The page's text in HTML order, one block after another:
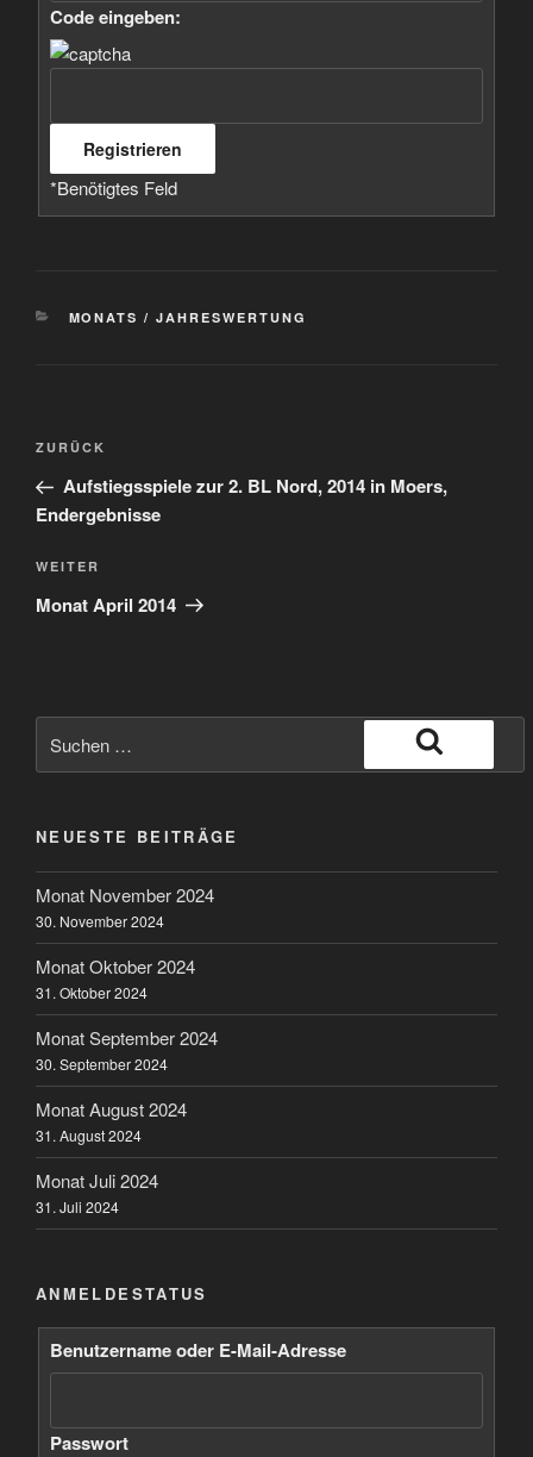
Code eingeben:
*Benötigtes Feld
KATEGORIEN
MONATS / JAHRESWERTUNG
Beitragsnavigation
Vorheriger
Beitrag
ZURÜCK
Aufstiegsspiele zur 2. BL Nord, 2014 in Moers,
Endergebnisse
Nächster
Beitrag
WEITER
Monat April 2014
nach:
Suchen
NEUESTE BEITRÄGE
Monat November 2024
30. November 2024
Monat Oktober 2024
31. Oktober 2024
Monat September 2024
30. September 2024
Monat August 2024
31. August 2024
Monat Juli 2024
31. Juli 2024
ANMELDESTATUS
Benutzername oder E-Mail-Adresse
Passwort